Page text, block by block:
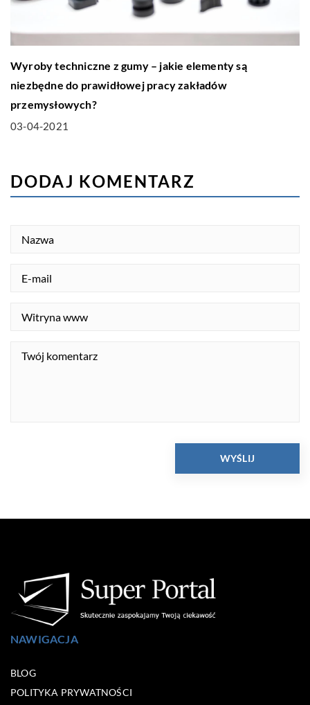
Wyroby techniczne z gumy – jakie elementy są
niezbędne do prawidłowej pracy zakładów
przemysłowych?
03-04-2021
DODAJ KOMENTARZ
NAWIGACJA
BLOG
POLITYKA PRYWATNOŚCI